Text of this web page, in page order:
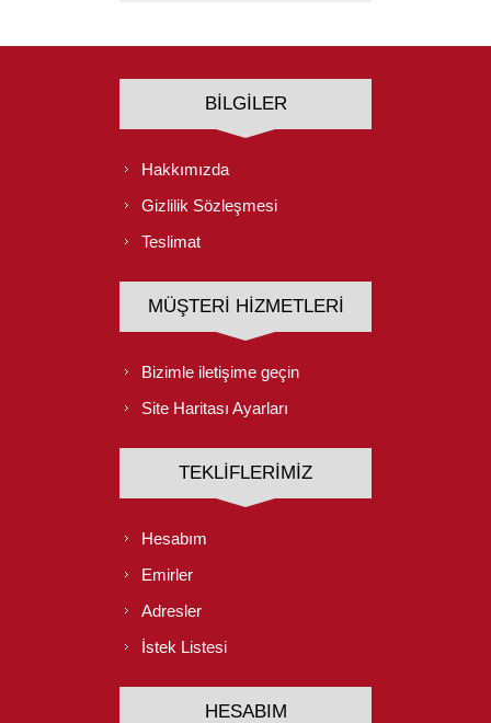
BILGILER
Hakkımızda
Gizlilik Sözleşmesi
Teslimat
MÜŞTERI HIZMETLERI
Bizimle iletişime geçin
Site Haritası Ayarları
TEKLIFLERIMIZ
Hesabım
Emirler
Adresler
İstek Listesi
HESABIM